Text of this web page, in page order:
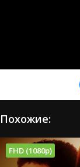
Похожие:
FHD (1080p)